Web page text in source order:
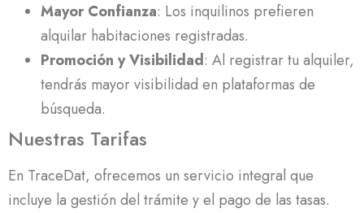
Mayor Confianza: Los inquilinos prefieren
alquilar habitaciones registradas.
Promoción y Visibilidad: Al registrar tu alquiler,
tendrás mayor visibilidad en plataformas de
búsqueda.
Nuestras Tarifas
En TraceDat, ofrecemos un servicio integral que
incluye la gestión del trámite y el pago de las tasas.